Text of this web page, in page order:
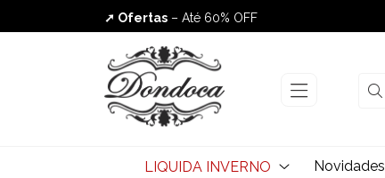
➚ Ofertas – Até 60% OFF
Envio Rápido
LIQUIDA INVERNO Novidades